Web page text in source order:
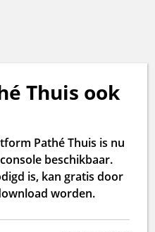
Thuis ook
Pathé Thuis is nu
beschikbaar.
is, kan gratis door
worden.